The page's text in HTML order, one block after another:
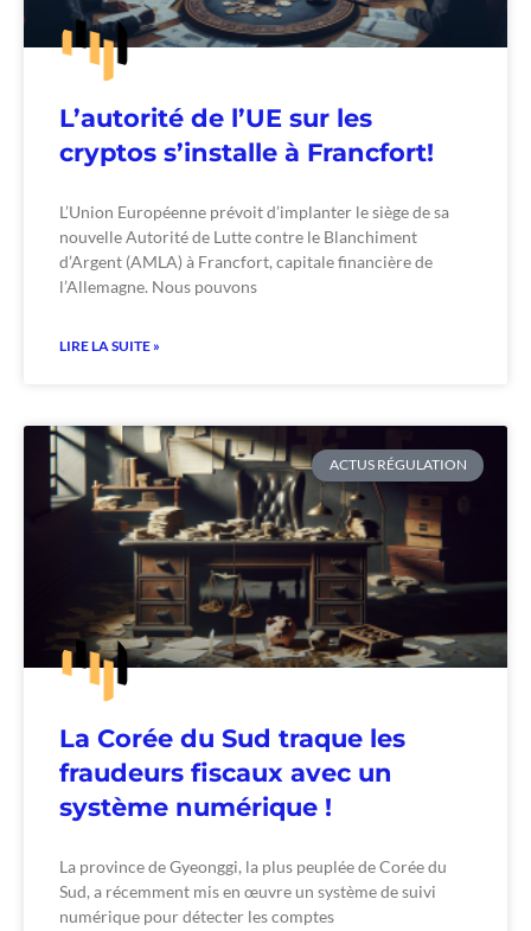
L’autorité de l’UE sur les
cryptos s’installe à Francfort!
L’Union Européenne prévoit d’implanter le siège de sa
nouvelle Autorité de Lutte contre le Blanchiment
d’Argent (AMLA) à Francfort, capitale financière de
l’Allemagne. Nous pouvons
LIRE LA SUITE »
ACTUS RÉGULATION
La Corée du Sud traque les
fraudeurs fiscaux avec un
système numérique !
La province de Gyeonggi, la plus peuplée de Corée du
Sud, a récemment mis en œuvre un système de suivi
numérique pour détecter les comptes